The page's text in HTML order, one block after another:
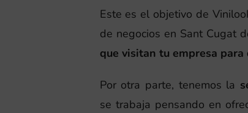
Este es el objetivo de
de negocios en Sant Cugat
que visitan tu empresa
Por otra parte, tenemos la
se trabaja pensando en